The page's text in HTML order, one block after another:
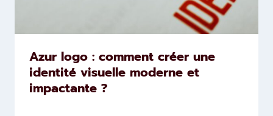
Azur logo : comment créer une
identité visuelle moderne et
impactante ?